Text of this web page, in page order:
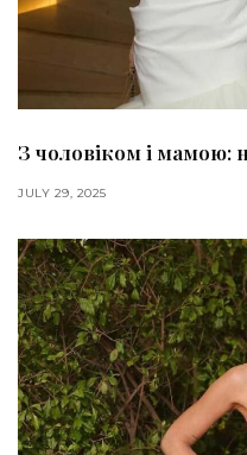
З чоловіком і мамою:
JULY 29, 2025